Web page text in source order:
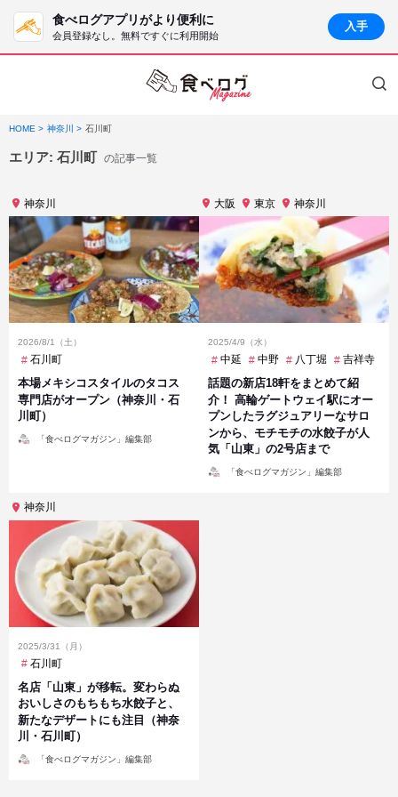
食べログアプリがより便利に
会員登録なし。無料ですぐに利用開始
入手
HOME 神奈川 石川町
エリア: 石川町 の記事一覧
神奈川
2026/8/1（土）
石川町
本場メキシコスタイルのタコス
専門店がオープン（神奈川・石
川町）
「食べログマガジン」編集部
大阪 東京 神奈川
2025/4/9（水）
中延 中野 八丁堀 吉祥寺
話題の新店18軒をまとめて紹
介！ 高輪ゲートウェイ駅にオー
プンしたラグジュアリーなサロ
ンから、モチモチの水餃子が人
気「山東」の2号店まで
「食べログマガジン」編集部
神奈川
2025/3/31（月）
石川町
名店「山東」が移転。変わらぬ
おいしさのもちもち水餃子と、
新たなデザートにも注目（神奈
川・石川町）
「食べログマガジン」編集部